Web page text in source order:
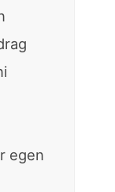
egen